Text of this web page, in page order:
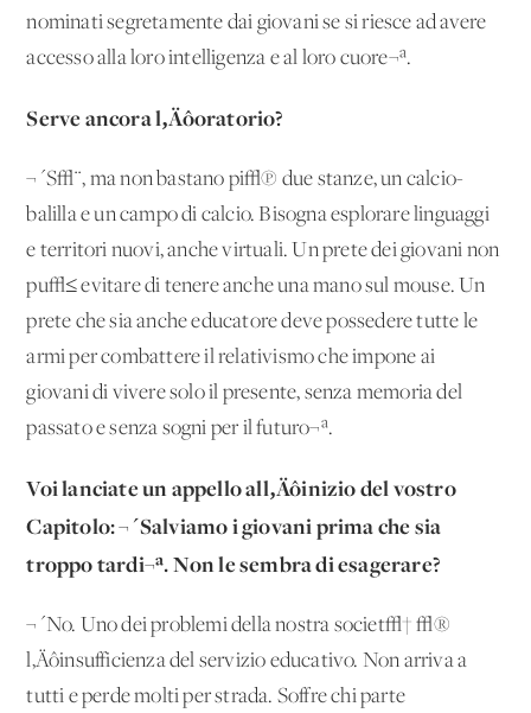
nominati segretamente dai giovani se si riesce ad avere
accesso alla loro intelligenza e al loro cuore¬ª.
Serve ancora l‚Äôoratorio?
¬´S√¨, ma non bastano pi√π due stanze, un calcio-
balilla e un campo di calcio. Bisogna esplorare linguaggi
e territori nuovi, anche virtuali. Un prete dei giovani non
pu√≤ evitare di tenere anche una mano sul mouse. Un
prete che sia anche educatore deve possedere tutte le
armi per combattere il relativismo che impone ai
giovani di vivere solo il presente, senza memoria del
passato e senza sogni per il futuro¬ª.
Voi lanciate un appello all‚Äôinizio del vostro
Capitolo: ¬´Salviamo i giovani prima che sia
troppo tardi¬ª. Non le sembra di esagerare?
¬´No. Uno dei problemi della nostra societ√† √®
l‚Äôinsufficienza del servizio educativo. Non arriva a
tutti e perde molti per strada. Soffre chi parte